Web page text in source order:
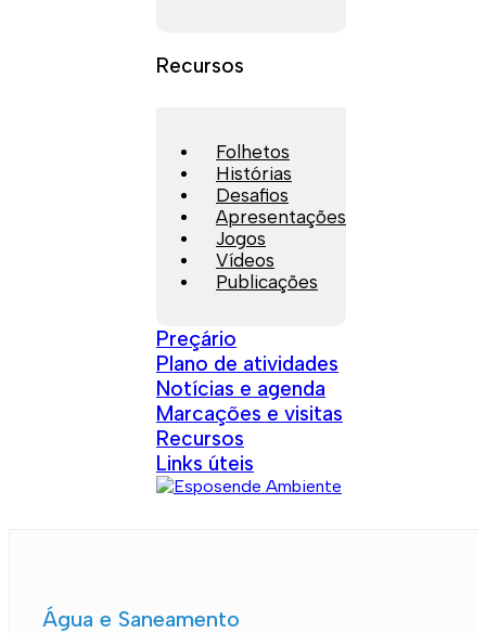
Recursos
Folhetos
Histórias
Desafios
Apresentações
Jogos
Vídeos
Publicações
Preçário
Plano de atividades
Notícias e agenda
Marcações e visitas
Recursos
Links úteis
Água e Saneamento